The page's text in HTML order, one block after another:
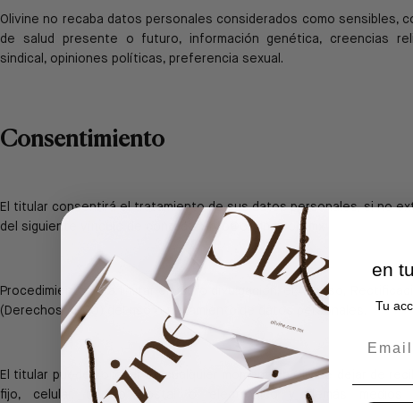
Olivine no recaba datos personales considerados como sensibles,
de salud presente o futuro, información genética, creencias
sindical, opiniones políticas, preferencia sexual.
Consentimiento
El titular consentirá el tratamiento de sus datos personales, si no
del siguiente vínculo de contacto:info@olivine.com.mx
Procedimiento para limitar el uso o divulgación, el Acceso,
(Derechos ARCO) del uso o tratamiento
de datos personales.
El titular puede solicitar en cualquier momento a Olivine dejar de
fijo, celular, correo postal o electrónico
y demás
en
Tu